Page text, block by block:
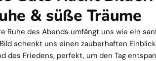
& süße Träume
Ruhe des Abends umfängt uns wie ein
schenkt uns einen zauberhaften
des Friedens, perfekt, um den Tag